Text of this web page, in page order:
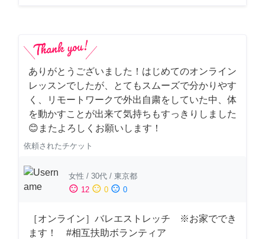
ありがとうございました！はじめてのオンライン
レッスンでしたが、とてもスムーズで分かりやす
く、リモートワークで外出自粛をしていた中、体
を動かすことが出来て気持ちもすっきりしました
😊またよろしくお願いします！
依頼されたチケット
女性 / 30代 / 東京都
sentiment_satisfied 12 sentiment_neutral 0 sentiment_dissatisfied 0
［オンライン］バレエストレッチ ※お家ででき
ます！ #相互扶助ボランティア